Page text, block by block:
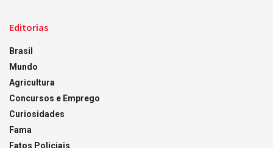
Editorias
Brasil
Mundo
Agricultura
Concursos e Emprego
Curiosidades
Fama
Fatos Policiais